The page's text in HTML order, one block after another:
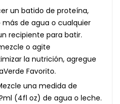
un batido de proteína,
de agua o cualquier
recipiente para batir.
o agite
la nutrición, agregue
Favorito.
una medida de
(4fl oz) de agua o leche.